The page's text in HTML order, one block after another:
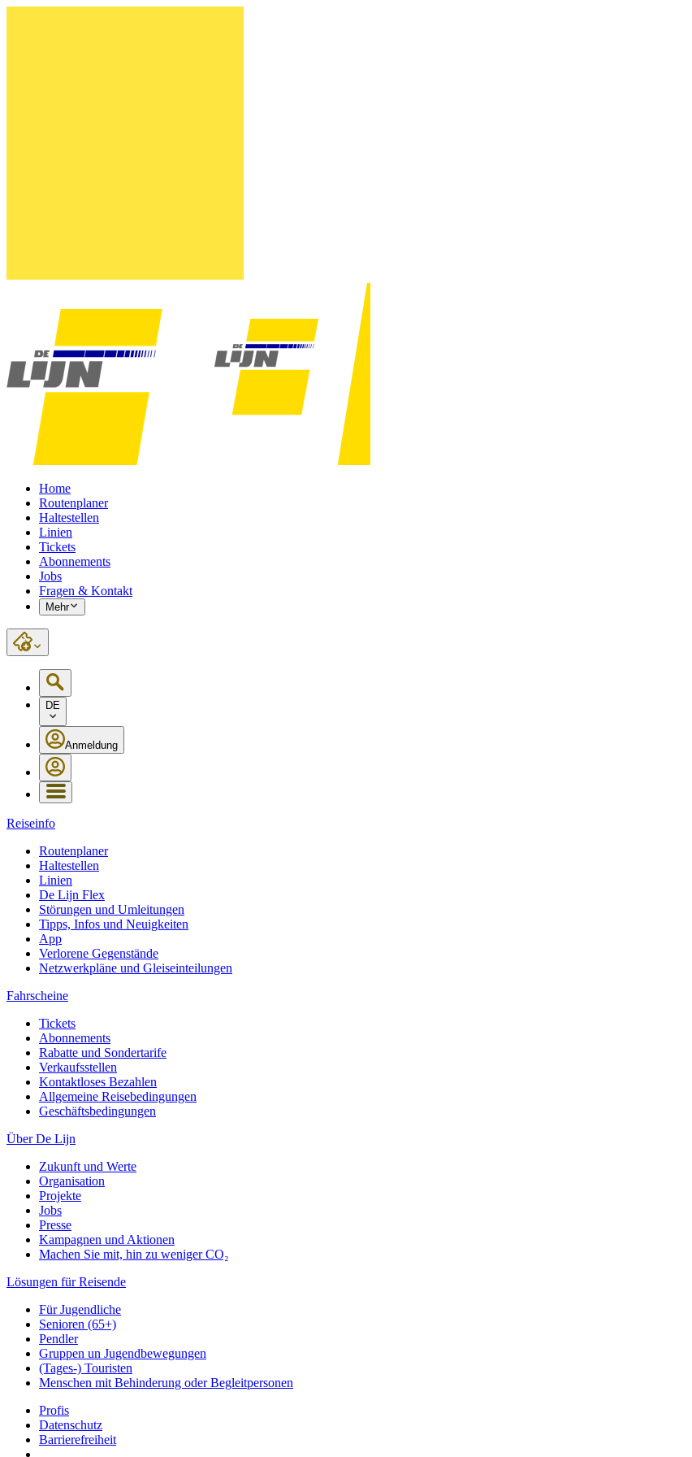
Home
Routenplaner
Haltestellen
Linien
Tickets
Abonnements
Jobs
Fragen & Kontakt
Mehr
DE
Anmeldung
Reiseinfo
Routenplaner
Haltestellen
Linien
De Lijn Flex
Störungen und Umleitungen
Tipps, Infos und Neuigkeiten
App
Verlorene Gegenstände
Netzwerkpläne und Gleiseinteilungen
Fahrscheine
Tickets
Abonnements
Rabatte und Sondertarife
Verkaufsstellen
Kontaktloses Bezahlen
Allgemeine Reisebedingungen
Geschäftsbedingungen
Über De Lijn
Zukunft und Werte
Organisation
Projekte
Jobs
Presse
Kampagnen und Aktionen
Machen Sie mit, hin zu weniger CO₂
Lösungen für Reisende
Für Jugendliche
Senioren (65+)
Pendler
Gruppen un Jugendbewegungen
(Tages-) Touristen
Menschen mit Behinderung oder Begleitpersonen
Profis
Datenschutz
Barrierefreiheit